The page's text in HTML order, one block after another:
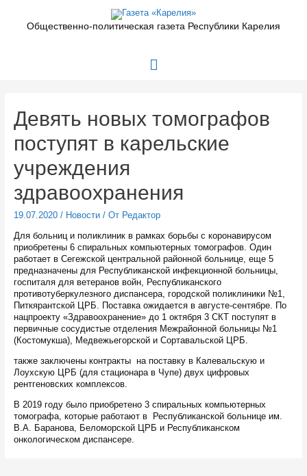
содержимомуОбщественно-политическая газета Республики Карелия
Главное
Девять новых томографов
поступят в карельские
учреждения
здравоохранения
19.07.2020/ Новости/ От Редактор
Для больниц и поликлиник в рамках борьбы с коронавирусом
приобретены 6 спиральных компьютерных томографов. Один
работает в Сегежской центральной районной больнице, еще 5
предназначены для Республиканской инфекционной больницы,
госпиталя для ветеранов войн, Республиканского
противотуберкулезного диспансера, городской поликлиники №1,
Питкярантской ЦРБ. Поставка ожидается в августе-сентябре. По
нацпроекту «Здравоохранение» до 1 октября 3 СКТ поступят в
первичные сосудистые отделения Межрайонной больницы №1
(Костомукша), Медвежьегорской и Сортавальской ЦРБ.
также заключены контракты на поставку в Калевальскую и
Лоухскую ЦРБ (для стационара в Чупе) двух цифровых
рентгеновских комплексов.
В 2019 году было приобретено 3 спиральных компьютерных
томографа, которые работают в Республиканской больнице им.
В.А. Баранова, Беломорской ЦРБ и Республиканском
онкологическом диспансере.